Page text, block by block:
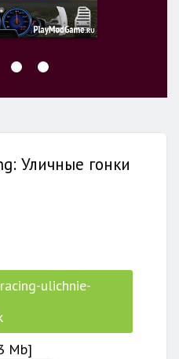
Уличные гонки
ulichnie-
Mb]